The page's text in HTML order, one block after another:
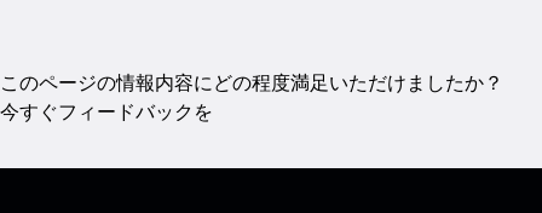
このページの情報内容にどの程度満足いただけましたか？
今すぐフィードバックを